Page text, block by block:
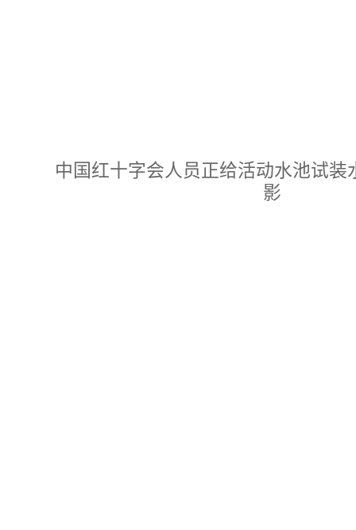
中国红十字会人员正给活动水池试装
影